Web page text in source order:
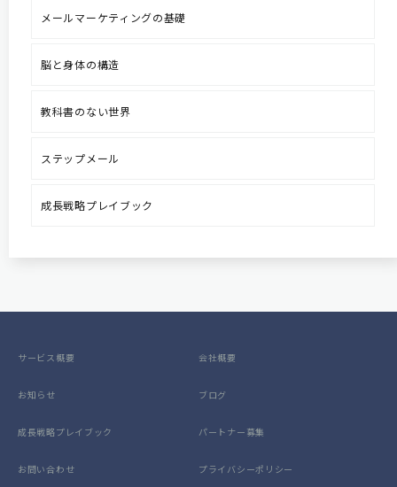
メールマーケティングの基礎
脳と身体の構造
教科書のない世界
ステップメール
成長戦略プレイブック
サービス概要 会社概要
お知らせ ブログ
成長戦略プレイブック パートナー募集
お問い合わせ プライバシーポリシー